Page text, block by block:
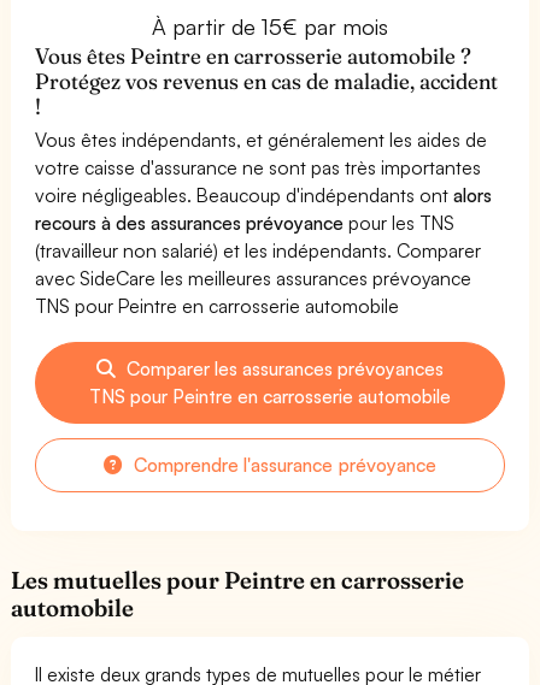
À partir de 15€ par mois
Vous êtes Peintre en carrosserie automobile ?
Protégez vos revenus en cas de maladie, accident
!
Vous êtes indépendants, et généralement les aides de
votre caisse d'assurance ne sont pas très importantes
voire négligeables. Beaucoup d'indépendants ontalors
recours à des assurances prévoyance pour les TNS
(travailleur non salarié) et les indépendants. Comparer
avec SideCare les meilleures assurances prévoyance
TNS pour Peintre en carrosserie automobile
Comparer les assurances prévoyances
TNS pour Peintre en carrosserie automobile
Comprendre l'assurance prévoyance
Les mutuelles pour Peintre en carrosserie
automobile
Il existe deux grands types de mutuelles pour le métier